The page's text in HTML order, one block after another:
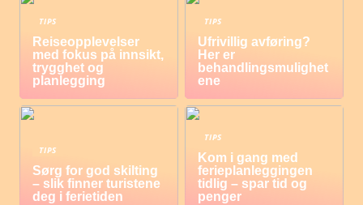
TIPS
Reiseopplevelser
med fokus på innsikt,
trygghet og
planlegging
TIPS
Ufrivillig avføring?
Her er
behandlingsmulighet
ene
TIPS
Sørg for god skilting
– slik finner turistene
deg i ferietiden
TIPS
Kom i gang med
ferieplanleggingen
tidlig – spar tid og
penger